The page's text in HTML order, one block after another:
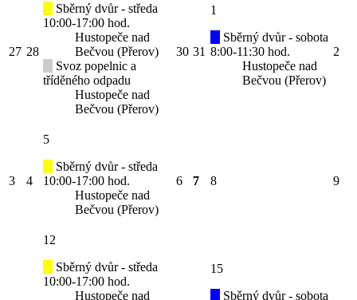
27 28
Sběrný dvůr - středa
10:00-17:00 hod.
Hustopeče nad
Bečvou (Přerov)
Svoz popelnic a
tříděného odpadu
Hustopeče nad
Bečvou (Přerov)
30 31
1
Sběrný dvůr - sobota
8:00-11:30 hod.
Hustopeče nad
Bečvou (Přerov)
2
3 4
5
Sběrný dvůr - středa
10:00-17:00 hod.
Hustopeče nad
Bečvou (Přerov)
6 7 8 9
12
Sběrný dvůr - středa
10:00-17:00 hod.
Hustopeče nad
15
Sběrný dvůr - sobota